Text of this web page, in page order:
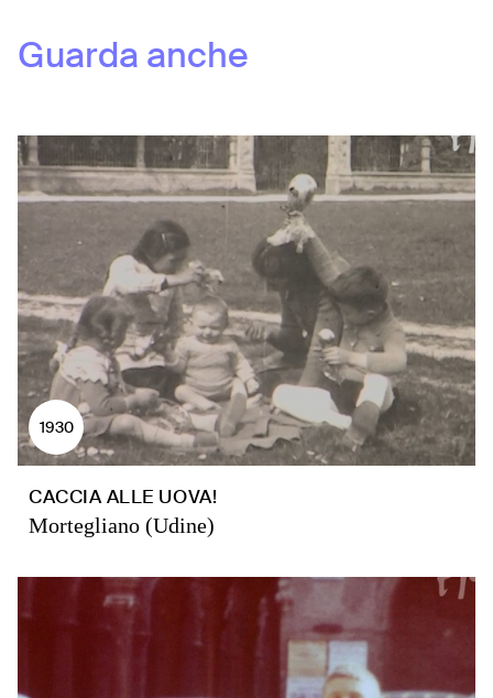
Guarda anche
1930
CACCIA ALLE UOVA!
Mortegliano (Udine)